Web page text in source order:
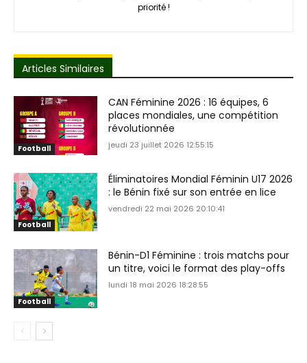
priorité !
Articles Similaires
Football
CAN Féminine 2026 : 16 équipes, 6
places mondiales, une compétition
révolutionnée
jeudi 23 juillet 2026 12:55:15
Football
Éliminatoires Mondial Féminin U17 2026
: le Bénin fixé sur son entrée en lice
vendredi 22 mai 2026 20:10:41
Football
Bénin-D1 Féminine : trois matchs pour
un titre, voici le format des play-offs
lundi 18 mai 2026 18:28:55